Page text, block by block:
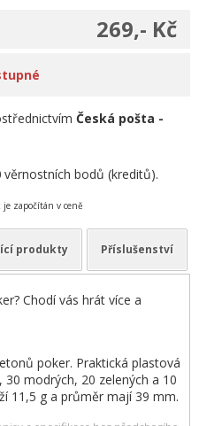
269,- Kč
Česká pošta -
věrnostních bodů (kreditů).
je započítán v ceně
produkty Příslušenství
Chodí vás hrát více a
poker. Praktická plastová
modrých, 20 zelených a 10
11,5 g a průměr mají 39 mm.